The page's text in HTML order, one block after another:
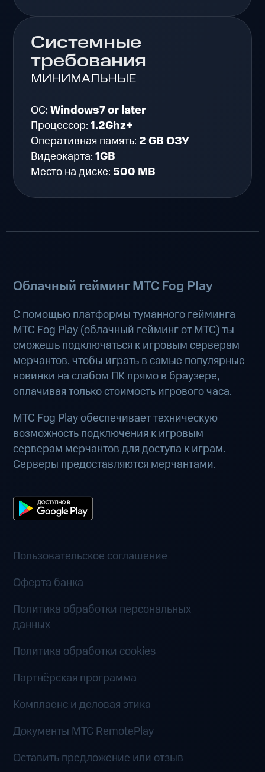
Системные
требования
МИНИМАЛЬНЫЕ
ОС:Windows7 or later
Процессор:1.2Ghz+
Оперативная память: 2 GB ОЗУ
Видеокарта:1GB
Место на диске:500 MB
Облачный гейминг МТС Fog Play
С помощью платформы туманного гейминга
МТС Fog Play (облачный гейминг от МТС) ты
сможешь подключаться к игровым серверам
мерчантов, чтобы играть в самые популярные
новинки на слабом ПК прямо в браузере,
оплачивая только стоимость игрового часа.
МТС Fog Play обеспечивает техническую
возможность подключения к игровым
серверам мерчантов для доступа к играм.
Серверы предоставляются мерчантами.
Пользовательское соглашение
Оферта банка
Политика обработки персональных
данных
Политика обработки cookies
Партнёрская программа
Комплаенс и деловая этика
Документы MTC RemotePlay
Оставить предложение или отзыв